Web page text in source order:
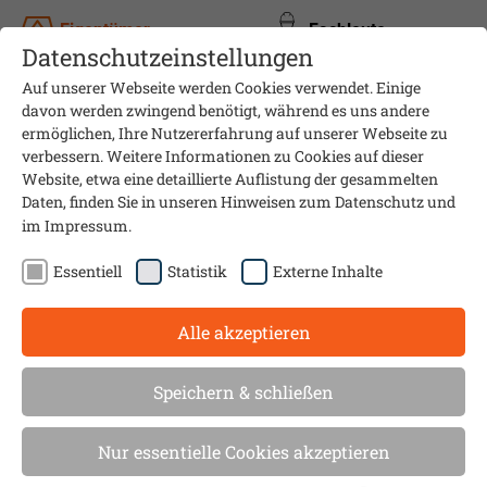
Eigentümer Fachleute
Mit dem Solarstromspeicher
Geld verdienen
Datenschutzeinstellungen
Auf unserer Webseite werden Cookies verwendet. Einige
davon werden zwingend benötigt, während es uns andere
ermöglichen, Ihre Nutzererfahrung auf unserer Webseite zu
verbessern. Weitere Informationen zu Cookies auf dieser
Website, etwa eine detaillierte Auflistung der gesammelten
Daten, finden Sie in unseren Hinweisen zum Datenschutzund
im Impressum.
Essentiell Statistik Externe Inhalte
Alle akzeptieren
Speichern & schließen
Nur essentielle Cookies akzeptieren